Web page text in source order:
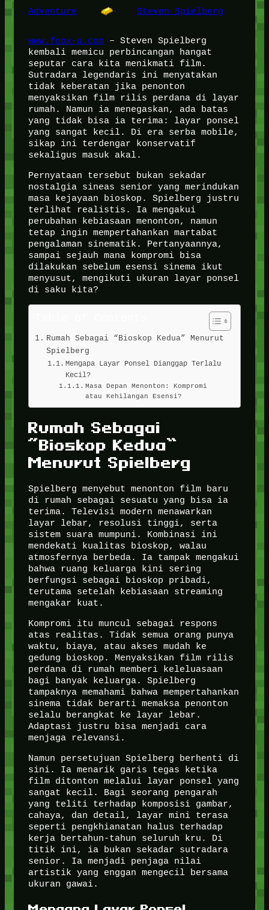
Adventure Steven Spielberg
www.foox-u.com– Steven Spielberg
kembali memicu perbincangan hangat
seputar cara kita menikmati film.
Sutradara legendaris ini menyatakan
tidak keberatan jika penonton
menyaksikan film rilis perdana di layar
rumah. Namun ia menegaskan, ada batas
yang tidak bisa ia terima: layar ponsel
yang sangat kecil. Di era serba mobile,
sikap ini terdengar konservatif
sekaligus masuk akal.
Pernyataan tersebut bukan sekadar
nostalgia sineas senior yang merindukan
masa kejayaan bioskop. Spielberg justru
terlihat realistis. Ia mengakui
perubahan kebiasaan menonton, namun
tetap ingin mempertahankan martabat
pengalaman sinematik. Pertanyaannya,
sampai sejauh mana kompromi bisa
dilakukan sebelum esensi sinema ikut
menyusut, mengikuti ukuran layar ponsel
di saku kita?
Rumah Sebagai “Bioskop Kedua” Menurut
Spielberg
Mengapa Layar Ponsel Dianggap Terlalu
Kecil?
Masa Depan Menonton: Kompromi
atau Kehilangan Esensi?
Rumah Sebagai
“Bioskop Kedua”
Menurut Spielberg
Spielberg menyebut menonton film baru
di rumah sebagai sesuatu yang bisa ia
terima. Televisi modern menawarkan
layar lebar, resolusi tinggi, serta
sistem suara mumpuni. Kombinasi ini
mendekati kualitas bioskop, walau
atmosfernya berbeda. Ia tampak mengakui
bahwa ruang keluarga kini sering
berfungsi sebagai bioskop pribadi,
terutama setelah kebiasaan streaming
mengakar kuat.
Kompromi itu muncul sebagai respons
atas realitas. Tidak semua orang punya
waktu, biaya, atau akses mudah ke
gedung bioskop. Menyaksikan film rilis
perdana di rumah memberi keleluasaan
bagi banyak keluarga. Spielberg
tampaknya memahami bahwa mempertahankan
sinema tidak berarti memaksa penonton
selalu berangkat ke layar lebar.
Adaptasi justru bisa menjadi cara
menjaga relevansi.
Namun persetujuan Spielberg berhenti di
sini. Ia menarik garis tegas ketika
film ditonton melalui layar ponsel yang
sangat kecil. Bagi seorang pengarah
yang teliti terhadap komposisi gambar,
cahaya, dan detail, layar mini terasa
seperti pengkhianatan halus terhadap
kerja bertahun-tahun seluruh kru. Di
titik ini, ia bukan sekadar sutradara
senior. Ia menjadi penjaga nilai
artistik yang enggan mengecil bersama
ukuran gawai.